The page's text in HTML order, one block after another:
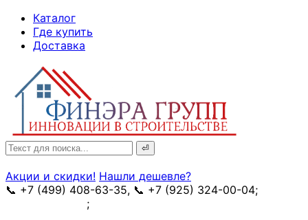
Skip
Content
Каталог
Где купить
Доставка
Search
for:
Акции и скидки! Нашли дешевле?
📞 +7 (499) 408-63-35, 📞 +7 (925) 324-00-04;
;